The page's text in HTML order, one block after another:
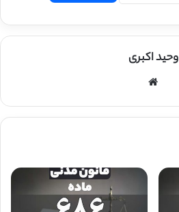
وحید اکبری